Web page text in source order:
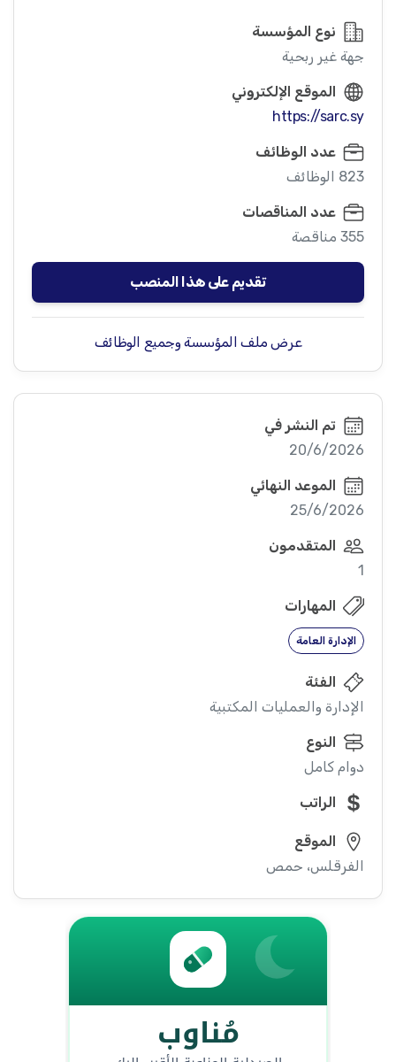
نوع المؤسسة
جهة غير ربحية
الموقع الإلكتروني
https://sarc.sy
عدد الوظائف
823 الوظائف
عدد المناقصات
355 مناقصة
تقديم على هذا المنصب
عرض ملف المؤسسة وجميع الوظائف
تم النشر في
20/6/2026
الموعد النهائي
25/6/2026
المتقدمون
1
المهارات
الإدارة العامة
الفئة
الإدارة والعمليات المكتبية
النوع
دوام كامل
الراتب
الموقع
الفرقلس، حمص